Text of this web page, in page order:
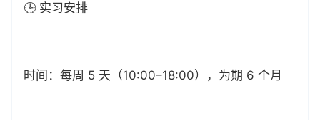
🕒 实习安排
时间：每周 5 天（10:00–18:00），为期 6 个月